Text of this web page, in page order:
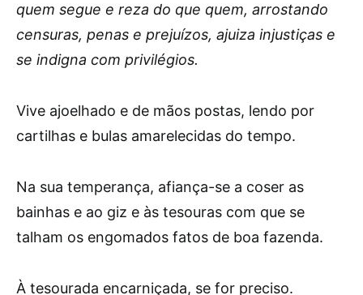
quem segue e reza do que quem, arrostando
censuras, penas e prejuízos, ajuiza injustiças e
se indigna com privilégios.
Vive ajoelhado e de mãos postas, lendo por
cartilhas e bulas amarelecidas do tempo.
Na sua temperança, afiança-se a coser as
bainhas e ao giz e às tesouras com que se
talham os engomados fatos de boa fazenda.
À tesourada encarniçada, se for preciso.